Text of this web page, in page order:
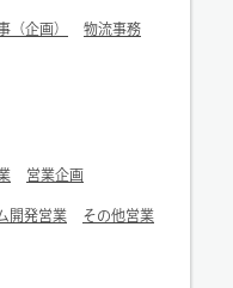
（企画） 物流事務
営業企画
開発営業 その他営業